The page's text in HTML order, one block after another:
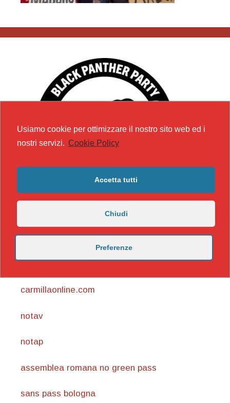
https://nicomaccentelli.substack.com/
carmillaonline.com
notav
notap
assemblea romana no green pass
sans pass bologna
Usiamo cookie per ottimizzare il nostro sito web ed i
nostri servizi. Cookie Policy
Accetta tutti
Chiudi
Preferenze